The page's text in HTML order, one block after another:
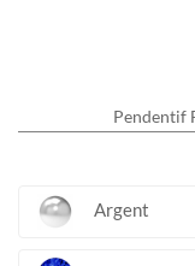
Pendentif
Argent
images